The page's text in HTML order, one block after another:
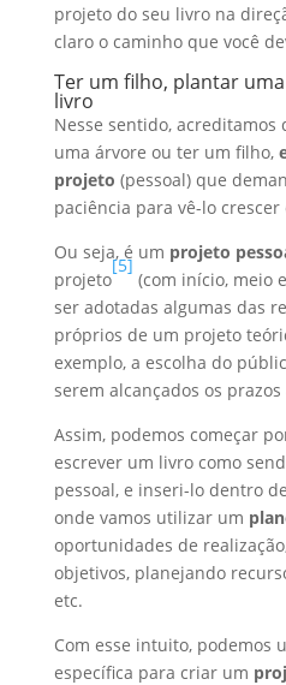
projeto do seu livro na
claro o caminho que você
Ter um filho, plantar
livro
Nesse sentido,
uma árvore ou ter um filho,
projeto (pessoal) que
paciência para vê-lo crescer
Ou seja, é um projeto
projeto
[5]
(com início, meio
ser adotadas algumas das
próprios de um projeto
exemplo, a escolha do
serem alcançados os
Assim, podemos começar
escrever um livro como
pessoal, e inseri-lo dentro
onde vamos utilizar um
oportunidades de
objetivos, planejando
etc.
Com esse intuito, podemos
específica para criar um